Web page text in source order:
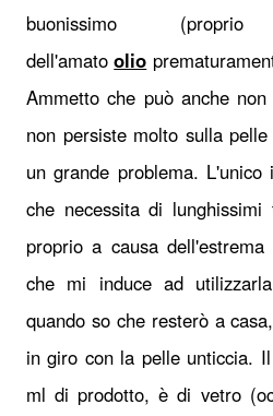
buonissimo
dell'amatoolio
Ammetto che può anche
non persiste molto sulla
un grande problema. L'unico
che necessita di lunghissimi
proprio a causa
che mi induce ad
quando so che resterò a
in giro con la pelle unticcia.
ml di prodotto, è di vetro